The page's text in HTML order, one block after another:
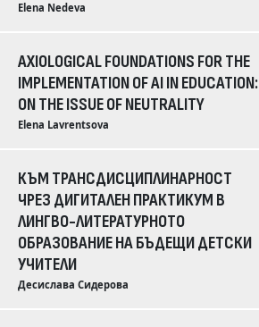
Elena Nedeva
AXIOLOGICAL FOUNDATIONS FOR THE
IMPLEMENTATION OF AI IN EDUCATION:
ON THE ISSUE OF NEUTRALITY
Elena Lavrentsova
КЪМ ТРАНСДИСЦИПЛИНАРНОСТ
ЧРЕЗ ДИГИТАЛЕН ПРАКТИКУМ В
ЛИНГВО-ЛИТЕРАТУРНОТО
ОБРАЗОВАНИЕ НА БЪДЕЩИ ДЕТСКИ
УЧИТЕЛИ
Десислава Сидерова